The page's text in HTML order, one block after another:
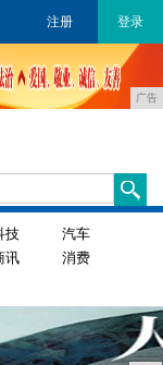
注册 登录
广告
技
汽车
讯
消费